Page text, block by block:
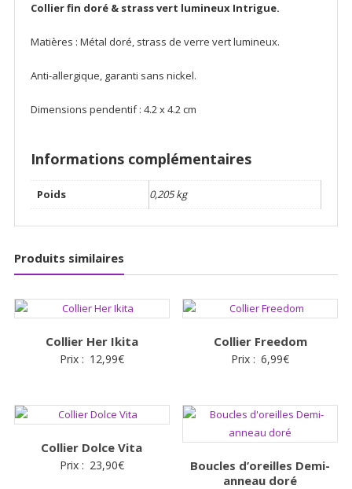
Collier fin doré & strass vert lumineux Intrigue.
Matières : Métal doré, strass de verre vert lumineux.
Anti-allergique, garanti sans nickel.
Dimensions pendentif : 4.2 x 4.2 cm
Informations complémentaires
Poids 0,205 kg
Produits similaires
Collier Her Ikita
Prix : 12,99€
Collier Freedom
Prix : 6,99€
Collier Dolce Vita
Prix : 23,90€
Boucles d’oreilles Demi-
anneau doré